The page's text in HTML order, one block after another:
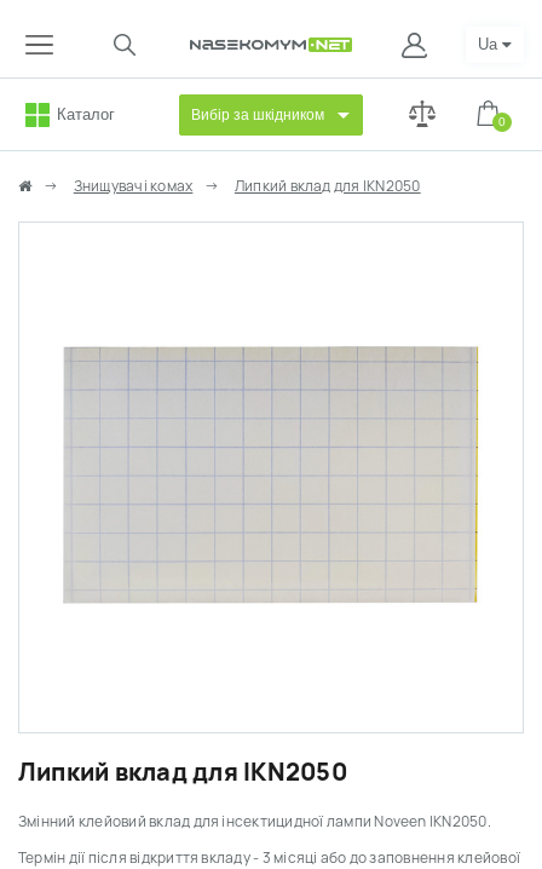
Каталог Вибір за шкідником 0
Ua
Знищувачі комах Липкий вклад для IKN2050
Липкий вклад для IKN2050
Змінний клейовий вклад для інсектицидної лампиNoveen IKN2050.
Термін дії після відкриття вкладу - 3 місяці або до заповнення клейової